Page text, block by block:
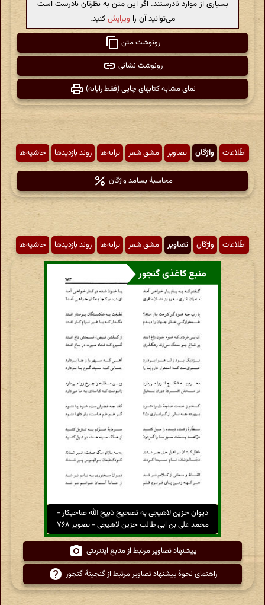
بسیاری از موارد نادرستند. اگر این متن به نظرتان نادرست است
می‌توانید آن را ویرایشکنید.
رونوشت متن
رونوشت نشانی
نمای مشابه کتابهای چاپی (فقط رایانه)
اطّلاعات واژگان تصاویر مشق شعر ترانه‌ها روند بازدیدها حاشیه‌ها
محاسبهٔ بسامد واژگان
اطّلاعات واژگان تصاویر مشق شعر ترانه‌ها روند بازدیدها حاشیه‌ها
منبع کاغذی گنجور
دیوان حزین لاهیجی به تصحیح ذبیح الله صاحبکار -
محمد علی بن ابی طالب حزین لاهیجی - تصویر ۷۶۸
پیشنهاد تصاویر مرتبط از منابع اینترنتی
راهنمای نحوهٔ پیشنهاد تصاویر مرتبط از گنجینهٔ گنجور